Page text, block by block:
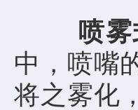
喷
中，喷嘴
将之雾化